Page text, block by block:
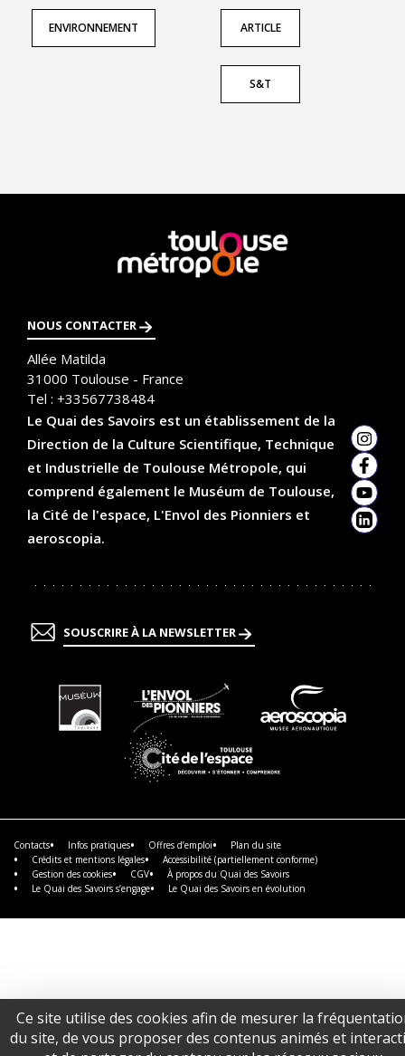
Ce site utilise des cookies afin de mesurer la
du site, de vous proposer des contenus animés et
ENVIRONNEMENT ARTICLE
S&T
En
savoir
plus
NOUS CONTACTER
Allée Matilda
31000 Toulouse - France
Tel : +33567738484
Le Quai des Savoirs est un établissement de la
Direction de la Culture Scientifique, Technique
et Industrielle de Toulouse Métropole, qui
comprend également le Muséum de Toulouse,
la Cité de l'espace, L'Envol des Pionniers et
aeroscopia.
SOUSCRIRE À LA NEWSLETTER
En
savoir
plus
Contacts Infos pratiques Offres d’emploi
Plan du site
Crédits et mentions légales
Accessibilité (partiellement conforme)
Gestion des cookies
CGV
À propos du Quai des Savoirs
Le Quai des Savoirs s’engage
Le Quai des Savoirs en évolution